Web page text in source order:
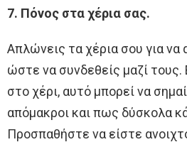
7. Πόνος στα χέρια σας.
Απλώνεις τα χέρια σου για να
ώστε να συνδεθείς μαζί
στο χέρι, αυτό μπορεί να
απόμακροι και πως δύσκολα
Προσπαθήστε να είστε